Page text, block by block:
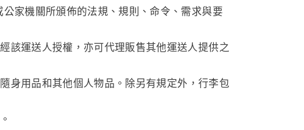
家機關所頒佈的法規、規則、命令、需求與要
該運送人授權，亦可代理販售其他運送人提供之
身用品和其他個人物品。除另有規定外，行李包